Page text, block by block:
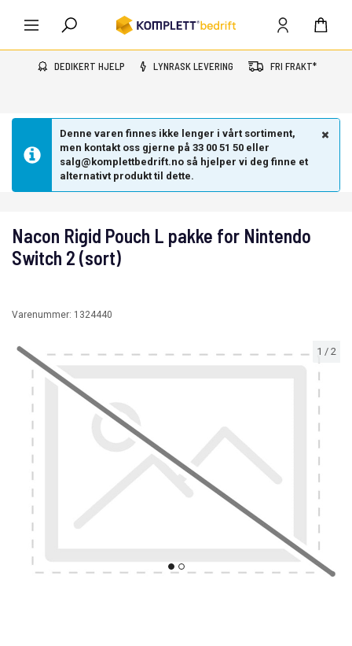
DEDIKERT HJELP LYNRASK LEVERING FRI FRAKT*
Denne varen finnes ikke lenger i vårt sortiment,
men kontakt oss gjerne på 33 00 51 50 eller
salg@komplettbedrift.no så hjelper vi deg finne et
alternativt produkt til dette.
1 / 2
Nacon Rigid Pouch L pakke for Nintendo
Switch 2 (sort)
Varenummer: 1324440